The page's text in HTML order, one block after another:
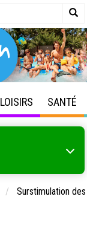
LOISIRS SANTÉ
Surstimulation